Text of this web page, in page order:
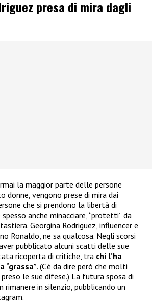
presa di mira dagli
la maggior parte delle persone
vengono prese di mira dai
che si prendono la libertà di
anche minacciare, “protetti” da
Georgina Rodriguez, influencer e
Ronaldo, ne sa qualcosa. Negli scorsi
pubblicato alcuni scatti delle sue
ricoperta di critiche, tra chi l’ha
. (C’è da dire però che molti
le sue difese.) La futura sposa di
rimanere in silenzio, pubblicando un